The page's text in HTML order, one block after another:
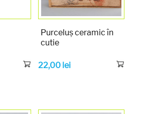
Purceluș ceramic în
cutie
22,00 lei